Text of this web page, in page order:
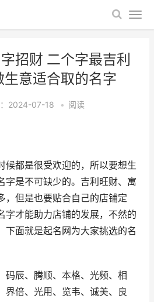
招财 二个字最吉利
意适合取的名字
2024-07-18 • 阅读
候都是很受欢迎的，所以要想生
字是不可缺少的。吉利旺财、寓
，但是也要贴合自己的店铺定
字才能助力店铺的发展，不然的
下面就是起名网为大家挑选的名
码辰、腾顺、本格、光频、相
界倍、光用、览韦、诚美、良